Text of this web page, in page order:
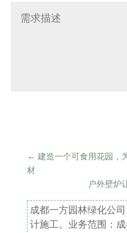
← 建造一个可食用花园，
材
户外壁炉
成都一方园林绿化公
计施工。业务范围：